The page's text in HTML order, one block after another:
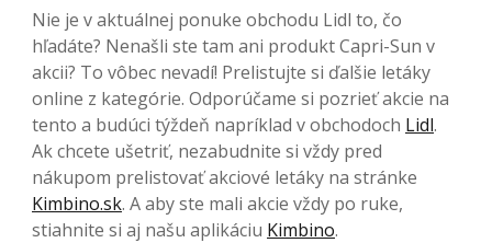
Nie je v aktuálnej ponuke obchodu Lidl to, čo
hľadáte? Nenašli ste tam ani produkt Capri-Sun v
akcii? To vôbec nevadí! Prelistujte si ďalšie letáky
online z kategórie. Odporúčame si pozrieť akcie na
tento a budúci týždeň napríklad v obchodoch Lidl.
Ak chcete ušetriť, nezabudnite si vždy pred
nákupom prelistovať akciové letáky na stránke
Kimbino.sk. A aby ste mali akcie vždy po ruke,
stiahnite si aj našu aplikáciu Kimbino.